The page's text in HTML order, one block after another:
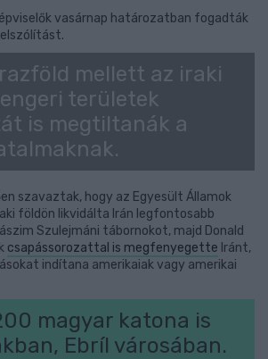
vasárnap határozatban fogadták
mellett az iraki
területek
is megtiltanák a
szavaztak, hogy az Egyesült Államok
földön likvidálta Irán legfontosabb
Szulejmáni tábornokot, majd Donald
csapássorozattal is megfenyegette Iránt,
indítana amerikaiak vagy amerikai
magyar katona is
Ebríl városában.